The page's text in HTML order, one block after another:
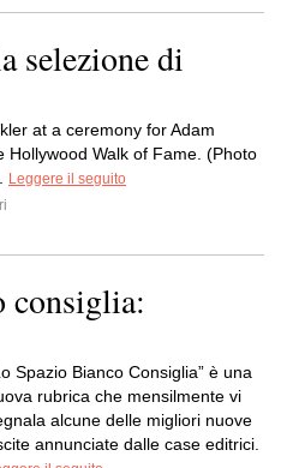
selezione di
at a ceremony for Adam
Walk of Fame. (Photo
Leggere il seguito
consiglia:
Spazio Bianco Consiglia” è una
rubrica che mensilmente vi
alcune delle migliori nuove
annunciate dalle case editrici.